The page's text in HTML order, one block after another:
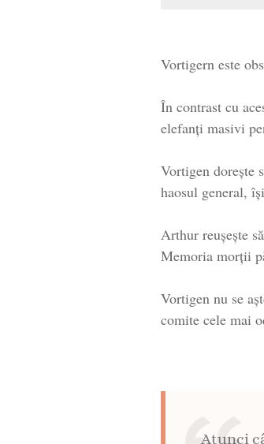
Vortigern este
În contrast cu
elefanți masivi
Vortigen dorește
haosul general,
Arthur reușește
Memoria morții
Vortigen nu se
comite cele mai
Atunci